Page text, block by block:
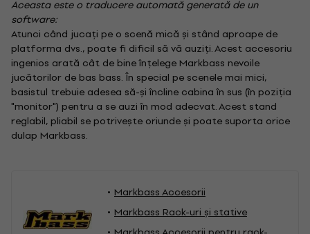
Aceasta este o traducere automată generată de un
software:
Atunci când jucați pe o scenă mică și stând aproape de
platforma dvs., poate fi dificil să vă auziți. Acest accesoriu
ingenios arată cât de bine înțelege Markbass nevoile
jucătorilor de bas bass. În special pe scenele mai mici,
basistul trebuie adesea să-și încline cabina în sus (în poziția
"monitor") pentru a se auzi în mod adecvat. Acest stand
reglabil, pliabil se potrivește oriunde și poate suporta orice
dulap Markbass.
Markbass Accesorii
Markbass Rack-uri și stative